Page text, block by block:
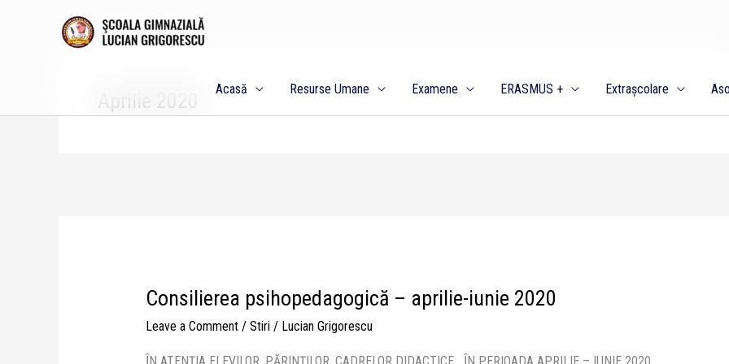
Acasă Resurse Umane Examene ERASMUS + Extrașcolare
Aprilie 2020
Consilierea psihopedagogică – aprilie-iunie 2020
Leave a Comment / Stiri/ Lucian Grigorescu
Consilierea
–
aprilie-